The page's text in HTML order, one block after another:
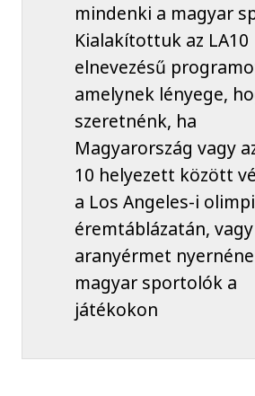
mindenki a magyar
Kialakítottuk az LA10
elnevezésű
amelynek lényege,
szeretnénk, ha
Magyarország vagy
10 helyezett között
a Los Angeles-i
éremtáblázatán,
aranyérmet
magyar sportolók a
játékokon